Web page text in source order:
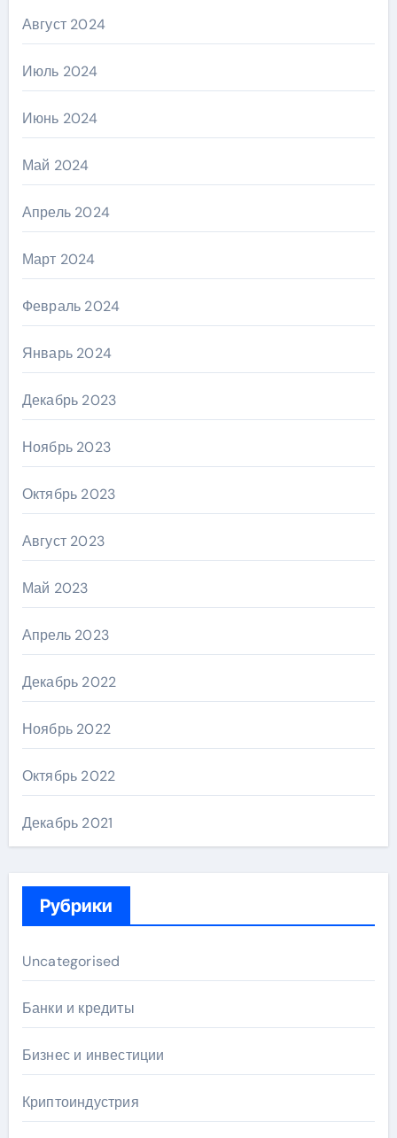
Август 2024
Июль 2024
Июнь 2024
Май 2024
Апрель 2024
Март 2024
Февраль 2024
Январь 2024
Декабрь 2023
Ноябрь 2023
Октябрь 2023
Август 2023
Май 2023
Апрель 2023
Декабрь 2022
Ноябрь 2022
Октябрь 2022
Декабрь 2021
Рубрики
Uncategorised
Банки и кредиты
Бизнес и инвестиции
Криптоиндустрия